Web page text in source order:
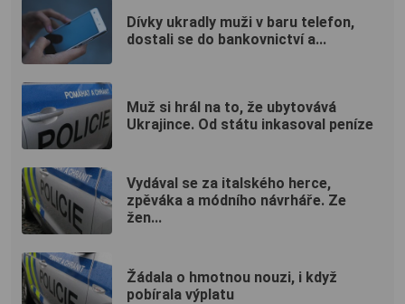
Dívky ukradly muži v baru telefon,
dostali se do bankovnictví a...
Muž si hrál na to, že ubytovává
Ukrajince. Od státu inkasoval peníze
Vydával se za italského herce,
zpěváka a módního návrháře. Ze
žen...
Žádala o hmotnou nouzi, i když
pobírala výplatu